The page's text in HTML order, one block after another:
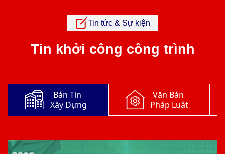
Tin tức & Sự kiện
Tin khởi công công trình
Bản Tin
Xây Dựng
Văn Bản
Pháp Luật